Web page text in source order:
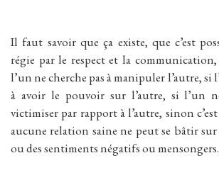
Il faut savoir que ça existe, que c’est
régie par le respect et la
l’un ne cherche pas à manipuler l’autre, si
à avoir le pouvoir sur l’autre, si l’un
victimiser par rapport à l’autre, sinon c’est
aucune relation saine ne peut se bâtir
ou des sentiments négatifs ou mensongers.